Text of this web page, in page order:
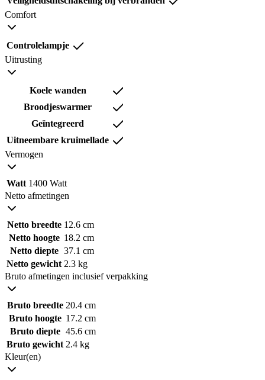
Comfort
Controlelampje
Uitrusting
Koele wanden
Broodjeswarmer
Geïntegreerd
Uitneembare kruimellade
Vermogen
Watt 1400 Watt
Netto afmetingen
Netto breedte 12.6 cm
Netto hoogte 18.2 cm
Netto diepte 37.1 cm
Netto gewicht 2.3 kg
Bruto afmetingen inclusief verpakking
Bruto breedte 20.4 cm
Bruto hoogte 17.2 cm
Bruto diepte 45.6 cm
Bruto gewicht 2.4 kg
Kleur(en)